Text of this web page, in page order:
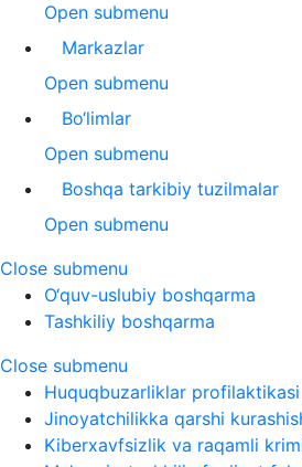
Open submenu
Markazlar
Open submenu
Bo‘limlar
Open submenu
Boshqa tarkibiy tuzilmalar
Open submenu
Close submenu
O‘quv-uslubiy boshqarma
Tashkiliy boshqarma
Close submenu
Huquqbuzarliklar
Jinoyatchilikka qarshi
Kiberxavfsizlik va raqamli